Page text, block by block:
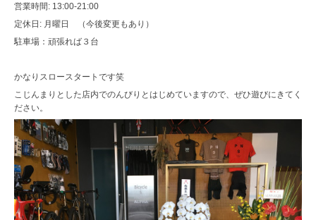
営業時間: 13:00-21:00
定休日: 月曜日 （今後変更もあり）
駐車場：頑張れば３台
かなりスロースタートです笑
こじんまりとした店内でのんびりとはじめていますので、ぜひ遊びにきてく
ださい。